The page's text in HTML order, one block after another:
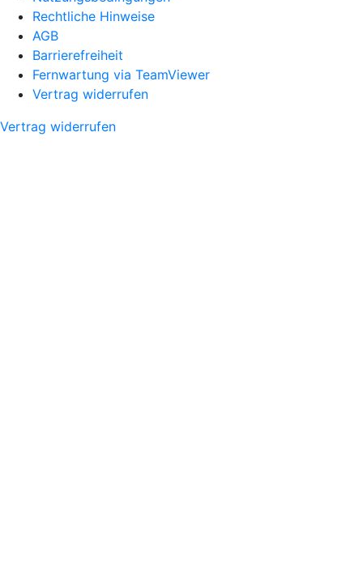
Rechtliche Hinweise
AGB
Barrierefreiheit
Fernwartung via TeamViewer
Vertrag widerrufen
Vertrag widerrufen